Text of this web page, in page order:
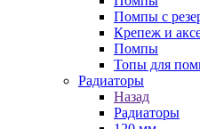
Помпы с
Крепеж и
Помпы
Топы для
Радиаторы
Назад
Радиаторы